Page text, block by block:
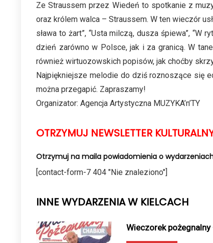
Ze Straussem przez Wiedeń to spotkanie z
oraz królem walca – Straussem. W ten wieczór
sława to żart”, “Usta milczą, dusza śpiewa”,
dzień zarówno w Polsce, jak i za granicą. W
również wirtuozowskich popisów, jak choćby
Najpiękniejsze melodie do dziś roznoszące się
można przegapić. Zapraszamy!
Organizator: Agencja Artystyczna MUZYKA’n’TY
OTRZYMUJ NEWSLETTER
Otrzymuj na maila powiadomienia o
[contact-form-7 404 "Nie znaleziono"]
INNE WYDARZENIA W KIELCACH
Wieczorek pożegnalny